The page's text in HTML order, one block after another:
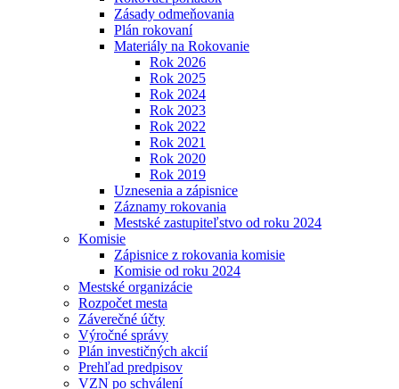
Zásady odmeňovania
Plán rokovaní
Materiály na Rokovanie
Rok 2026
Rok 2025
Rok 2024
Rok 2023
Rok 2022
Rok 2021
Rok 2020
Rok 2019
Uznesenia a zápisnice
Záznamy rokovania
Mestské zastupiteľstvo od roku 2024
Komisie
Zápisnice z rokovania komisie
Komisie od roku 2024
Mestské organizácie
Rozpočet mesta
Záverečné účty
Výročné správy
Plán investičných akcií
Prehľad predpisov
VZN po schválení